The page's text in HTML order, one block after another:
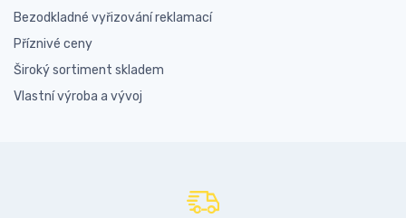
Bezodkladné vyřizování reklamací
Příznivé ceny
Široký sortiment skladem
Vlastní výroba a vývoj